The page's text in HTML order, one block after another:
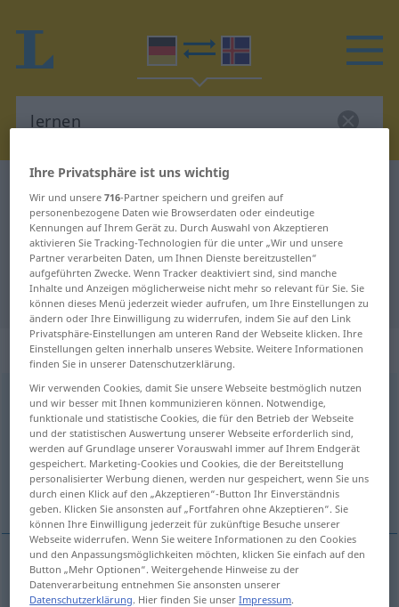
Deutsch-Isländisch Übersetzung
für "lernen"
"lernen" Isländisch Übersetzung
„lernen“
lernen
Übersicht aller Übersetzungen
(Für mehr Details die Übersetzung anklicken/antippen)
læra
læra lernen
Ihre Privatsphäre ist uns wichtig
Wir und unsere716-Partner speichern und greifen auf
personenbezogene Daten wie Browserdaten oder eindeutige
Kennungen auf Ihrem Gerät zu. Durch Auswahl von Akzeptieren
aktivieren Sie Tracking-Technologien für die unter „Wir und unsere
Partner verarbeiten Daten, um Ihnen Dienste bereitzustellen“
aufgeführten Zwecke. Wenn Tracker deaktiviert sind, sind manche
Inhalte und Anzeigen möglicherweise nicht mehr so relevant für Sie. Sie
können dieses Menü jederzeit wieder aufrufen, um Ihre Einstellungen zu
ändern oder Ihre Einwilligung zu widerrufen, indem Sie auf den Link
Privatsphäre-Einstellungen am unteren Rand der Webseite klicken. Ihre
Einstellungen gelten innerhalb unseres Website. Weitere Informationen
finden Sie in unserer Datenschutzerklärung.
Wir verwenden Cookies, damit Sie unsere Webseite bestmöglich nutzen
und wir besser mit Ihnen kommunizieren können. Notwendige,
funktionale und statistische Cookies, die für den Betrieb der Webseite
und der statistischen Auswertung unserer Webseite erforderlich sind,
werden auf Grundlage unserer Vorauswahl immer auf Ihrem Endgerät
gespeichert. Marketing-Cookies und Cookies, die der Bereitstellung
personalisierter Werbung dienen, werden nur gespeichert, wenn Sie uns
durch einen Klick auf den „Akzeptieren“-Button Ihr Einverständnis
geben. Klicken Sie ansonsten auf „Fortfahren ohne Akzeptieren“. Sie
können Ihre Einwilligung jederzeit für zukünftige Besuche unserer
Webseite widerrufen. Wenn Sie weitere Informationen zu den Cookies
und den Anpassungsmöglichkeiten möchten, klicken Sie einfach auf den
Button „Mehr Optionen“. Weitergehende Hinweise zu der
Datenverarbeitung entnehmen Sie ansonsten unserer
Datenschutzerklärung. Hier finden Sie unserImpressum.